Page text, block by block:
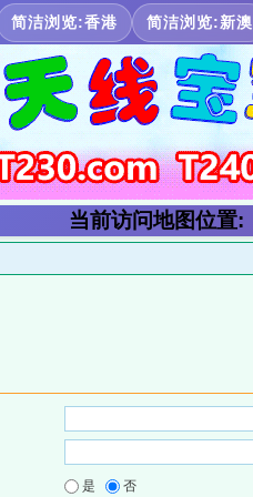
简洁浏览:香港 简洁浏览:新澳
当前访问地图位置:
是 否